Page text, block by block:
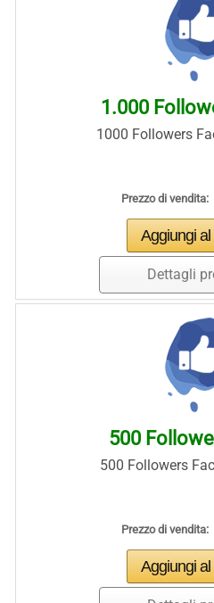
1.000
1000 Followers
Prezzo di vendita:
Dettagli
500
500 Followers
Prezzo di vendita: